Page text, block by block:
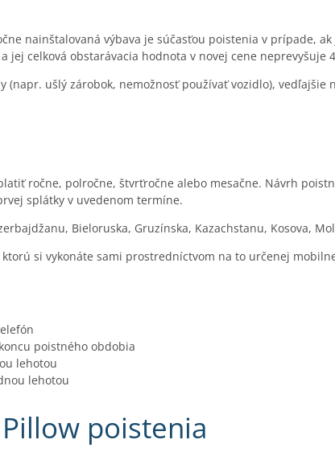
nainštalovaná výbava je súčasťou poistenia v prípade,
celková obstarávacia hodnota v novej cene neprevyšuje 4
ušlý zárobok, nemožnosť používať vozidlo), vedľajšie
ročne, polročne, štvrťročne alebo mesačne. Návrh
splátky v uvedenom termíne.
Bieloruska, Gruzínska, Kazachstanu, Kosova,
si vykonáte sami prostredníctvom na to určenej
poistného obdobia
lehotou
lehotou
poistenia